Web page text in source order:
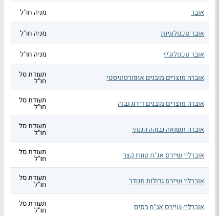
אובר מניה חו"ל
אובר טכנולוגיות מניה חו"ל
אובר טכנולוג'יז מניה חו"ל
אוברה מוצרים מובנים אופורטוניסטי תעודת סל
חו"ל
אוברה מוצרים מובנים דירוג גבוה תעודת סל
חו"ל
אוברה תשואה גבוהה הגנתי תעודת סל
חו"ל
אוברליי שיירס אג"ח טווח קצר תעודת סל
חו"ל
אוברליי שיירס גדולות מגודר תעודת סל
חו"ל
אוברליי-שיירס אג"ח בסיס תעודת סל
חו"ל